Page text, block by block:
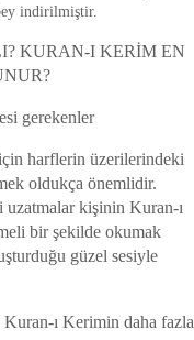
indirilmiştir.
KURAN-I KERİM EN
gerekenler
harflerin üzerilerindeki
oldukça önemlidir.
kişinin Kuran-ı
bir şekilde okumak
güzel sesiyle
ı Kerimin daha fazla